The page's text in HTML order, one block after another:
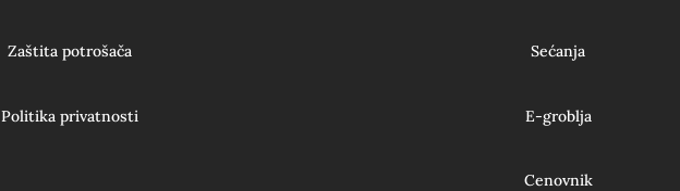
Zaštita potrošača
Politika privatnosti
Sećanja
E-groblja
Cenovnik